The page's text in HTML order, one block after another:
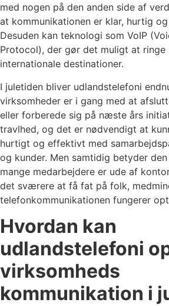
med nogen på den anden side af
at kommunikationen er klar, hurtig
Desuden kan teknologi som VoIP
Protocol), der gør det muligt at
internationale destinationer.
I juletiden bliver udlandstelefoni
virksomheder er i gang med at
eller forberede sig på næste års
travlhed, og det er nødvendigt at
hurtigt og effektivt med
og kunder. Men samtidig betyder
mange medarbejdere er ude af
det sværere at få fat på folk,
telefonkommunikationen fungerer
Hvordan kan
udlandstelefoni
virksomheds
kommunikation i